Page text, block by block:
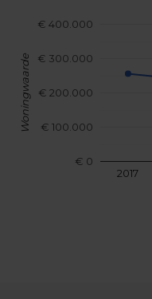
2017
€ 0
€ 100.000
€ 200.000
€ 300.000
€ 400.000
Woningwaarde